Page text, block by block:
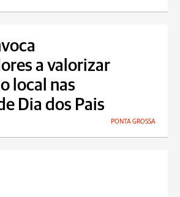
a valorizar
local nas
Dia dos Pais
PONTA GROSSA